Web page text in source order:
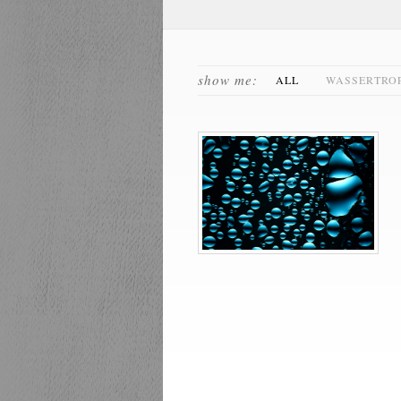
show me: ALL